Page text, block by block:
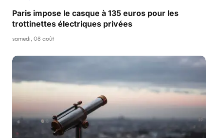
Paris impose le casque à 135 euros pour les
trottinettes électriques privées
samedi, 08 août